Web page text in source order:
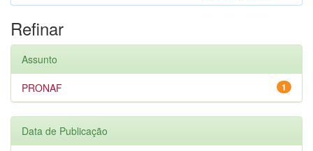
Refinar
Assunto
1
PRONAF
Data de Publicação